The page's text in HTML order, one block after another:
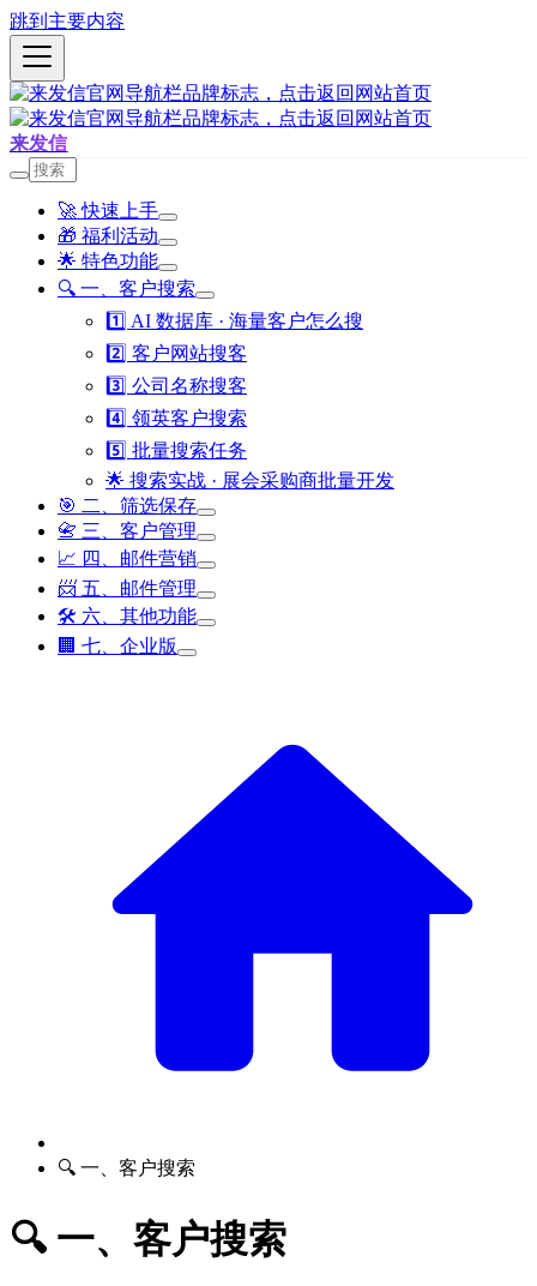
跳到主要内容
来发信
🚀 快速上手
🎁 福利活动
🌟 特色功能
🔍 一、客户搜索
1️⃣ AI 数据库 · 海量客户怎么搜
2️⃣ 客户网站搜客
3️⃣ 公司名称搜客
4️⃣ 领英客户搜索
5️⃣ 批量搜索任务
🌟 搜索实战 · 展会采购商批量开发
🎯 二、筛选保存
📇 三、客户管理
📈 四、邮件营销
📨 五、邮件管理
🛠️ 六、其他功能
🏢 七、企业版
🔍 一、客户搜索
🔍 一、客户搜索